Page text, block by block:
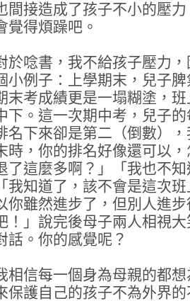
間接造成了孩子不小的壓
覺得煩躁吧。
於唸書，我不給孩子壓力
小例子：上學期末，兒子
末考成績更是一塌糊塗，
下。這一次期中考，兒子
名下來卻是第二（倒數）
時，你的排名好像還可以
了這麼多啊？」「我也不
「我知道了，該不會是這次
你雖然進步了，但別人進
！」說完後母子兩人相視
話。你的感覺呢？
相信每一個身為母親的都
保護自己的孩子不為外界